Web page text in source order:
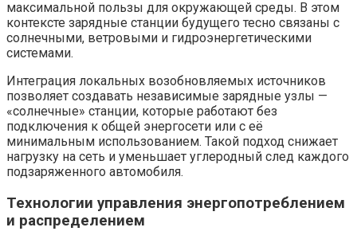
максимальной пользы для окружающей среды. В этом
контексте зарядные станции будущего тесно связаны с
солнечными, ветровыми и гидроэнергетическими
системами.
Интеграция локальных возобновляемых источников
позволяет создавать независимые зарядные узлы —
«солнечные» станции, которые работают без
подключения к общей энергосети или с её
минимальным использованием. Такой подход снижает
нагрузку на сеть и уменьшает углеродный след каждого
подзаряженного автомобиля.
Технологии управления энергопотреблением
и распределением